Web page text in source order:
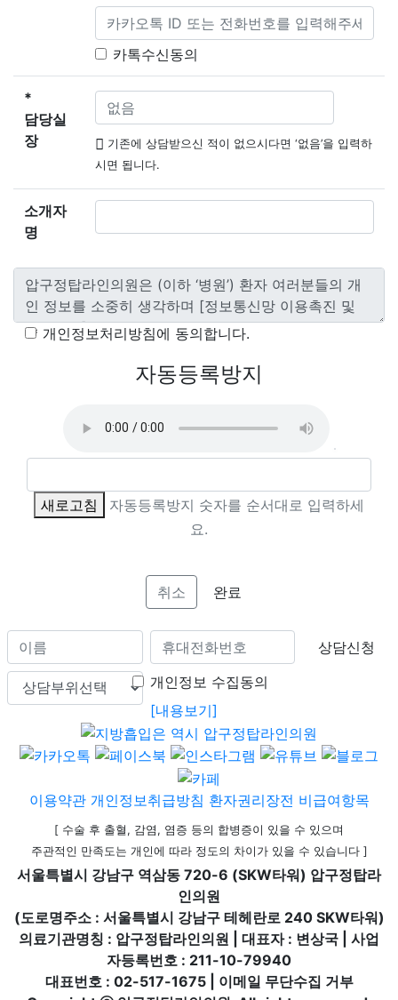
카톡수신동의
*
담당실
장
기존에 상담받으신 적이 없으시다면 ‘없음’을 입력하
시면 됩니다.
소개자
명
* 개인정보처리방침에 동의합니다.
자동등록방지
새로고침
자동등록방지 숫자를 순서대로 입력하세
요.
취소 완료
개인정보 수집동의
[내용보기]
상담신청
이용약관 개인정보취급방침 환자권리장전 비급여항목
[ 수술 후 출혈, 감염, 염증 등의 합병증이 있을 수 있으며
주관적인 만족도는 개인에 따라 정도의 차이가 있을 수 있습니다 ]
서울특별시 강남구 역삼동 720-6 (SKW타워) 압구정탑라
인의원
(도로명주소 : 서울특별시 강남구 테헤란로 240 SKW타워)
의료기관명칭 : 압구정탑라인의원 | 대표자 : 변상국 | 사업
자등록번호 : 211-10-79940
대표번호 : 02-517-1675 | 이메일 무단수집 거부